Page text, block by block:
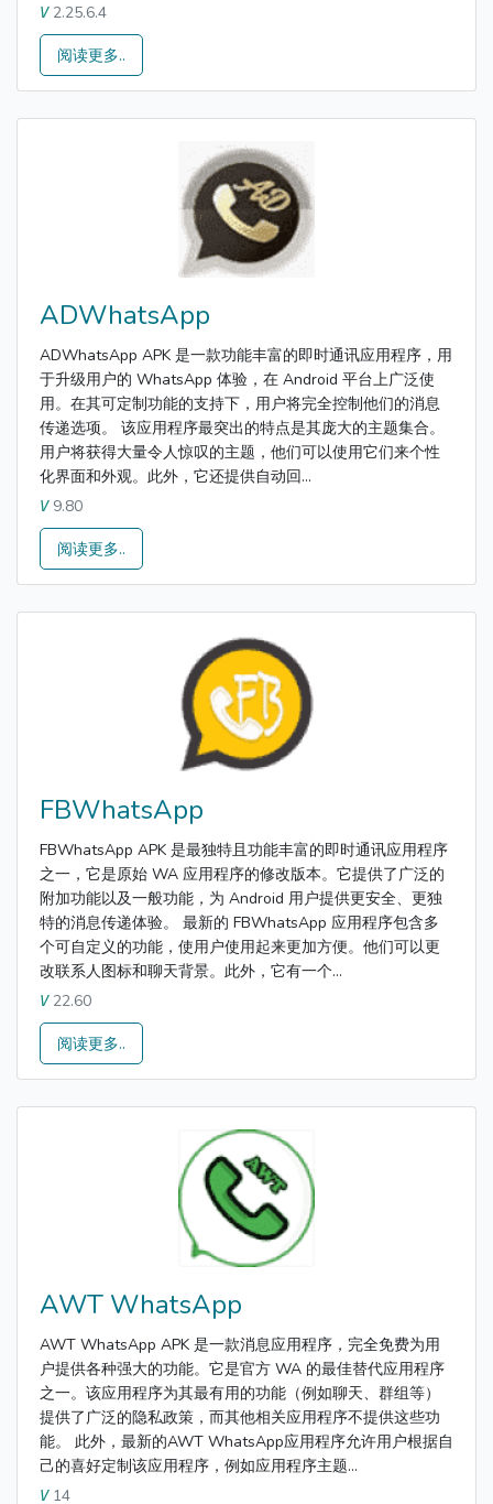
V2.25.6.4
阅读更多..
ADWhatsApp
ADWhatsApp APK 是一款功能丰富的即时通讯应用程序，用
于升级用户的 WhatsApp 体验，在 Android 平台上广泛使
用。在其可定制功能的支持下，用户将完全控制他们的消息
传递选项。 该应用程序最突出的特点是其庞大的主题集合。
用户将获得大量令人惊叹的主题，他们可以使用它们来个性
化界面和外观。此外，它还提供自动回...
V9.80
阅读更多..
FBWhatsApp
FBWhatsApp APK 是最独特且功能丰富的即时通讯应用程序
之一，它是原始 WA 应用程序的修改版本。它提供了广泛的
附加功能以及一般功能，为 Android 用户提供更安全、更独
特的消息传递体验。 最新的 FBWhatsApp 应用程序包含多
个可自定义的功能，使用户使用起来更加方便。他们可以更
改联系人图标和聊天背景。此外，它有一个...
V22.60
阅读更多..
AWT WhatsApp
AWT WhatsApp APK 是一款消息应用程序，完全免费为用
户提供各种强大的功能。它是官方 WA 的最佳替代应用程序
之一。该应用程序为其最有用的功能（例如聊天、群组等）
提供了广泛的隐私政策，而其他相关应用程序不提供这些功
能。 此外，最新的AWT WhatsApp应用程序允许用户根据自
己的喜好定制该应用程序，例如应用程序主题...
V14